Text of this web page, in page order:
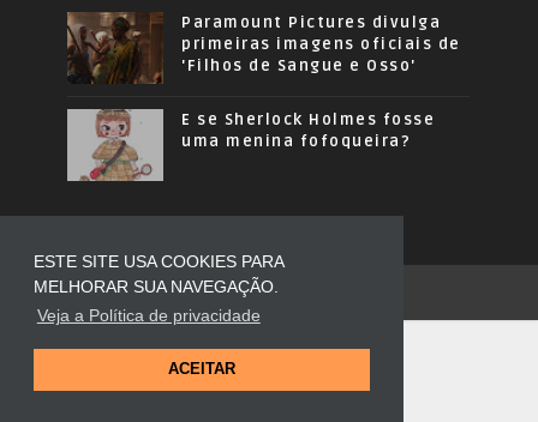
ESTE SITE USA COOKIES PARA
MELHORAR SUA NAVEGAÇÃO.
Veja a Política de privacidade
ACEITAR
Paramount Pictures divulga
primeiras imagens oficiais de
'Filhos de Sangue e Osso'
E se Sherlock Holmes fosse
uma menina fofoqueira?
COPYRIGHT ©2026